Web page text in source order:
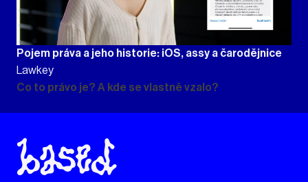
Pojem práva a jeho historie: iOS, assy a čarodějnice
Lawkey
Co to právo je? A kde se vlastně vzalo?